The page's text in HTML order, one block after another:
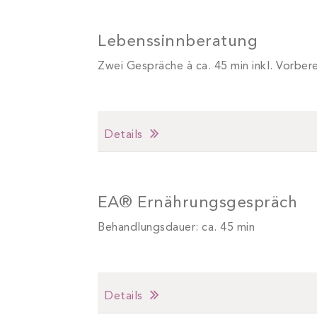
Lebenssinnberatung
Zwei Gespräche à ca. 45 min inkl.
Details
EA® Ernährungsgespräch
Behandlungsdauer: ca. 45 min
Details